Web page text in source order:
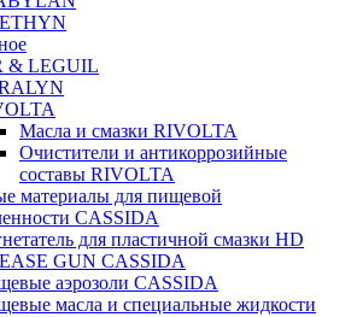
& LEGUIL
Масла и смазки RIVOLTA
Очистители и антикоррозийные
составы RIVOLTA
материалы для пищевой
CASSIDA
для пластичной смазки HD
GUN CASSIDA
аэрозоли CASSIDA
масла и специальные жидкости